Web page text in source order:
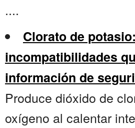
....
Clorato de potasio:
incompatibilidades
información de
Produce dióxido de
oxígeno al calentar